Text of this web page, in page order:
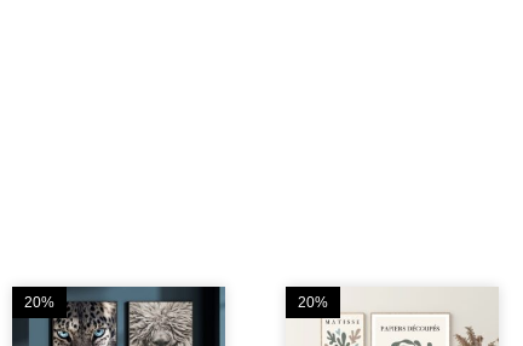
20% 20%